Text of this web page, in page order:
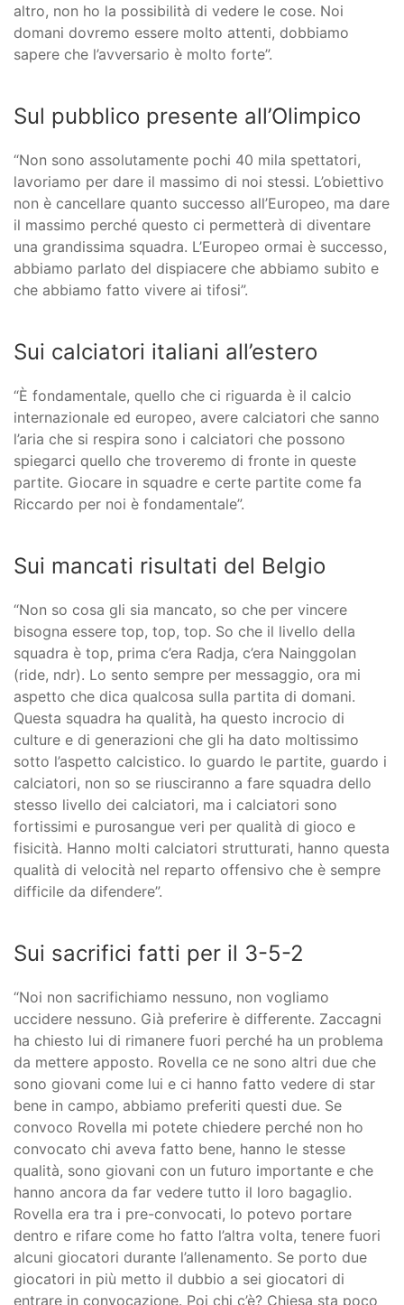
altro, non ho la possibilità di vedere le cose. Noi
domani dovremo essere molto attenti, dobbiamo
sapere che l’avversario è molto forte”.
Sul pubblico presente all’Olimpico
“Non sono assolutamente pochi 40 mila spettatori,
lavoriamo per dare il massimo di noi stessi. L’obiettivo
non è cancellare quanto successo all’Europeo, ma dare
il massimo perché questo ci permetterà di diventare
una grandissima squadra. L’Europeo ormai è successo,
abbiamo parlato del dispiacere che abbiamo subito e
che abbiamo fatto vivere ai tifosi”.
Sui calciatori italiani all’estero
“È fondamentale, quello che ci riguarda è il calcio
internazionale ed europeo, avere calciatori che sanno
l’aria che si respira sono i calciatori che possono
spiegarci quello che troveremo di fronte in queste
partite. Giocare in squadre e certe partite come fa
Riccardo per noi è fondamentale”.
Sui mancati risultati del Belgio
“Non so cosa gli sia mancato, so che per vincere
bisogna essere top, top, top. So che il livello della
squadra è top, prima c’era Radja, c’era Nainggolan
(ride, ndr). Lo sento sempre per messaggio, ora mi
aspetto che dica qualcosa sulla partita di domani.
Questa squadra ha qualità, ha questo incrocio di
culture e di generazioni che gli ha dato moltissimo
sotto l’aspetto calcistico. Io guardo le partite, guardo i
calciatori, non so se riusciranno a fare squadra dello
stesso livello dei calciatori, ma i calciatori sono
fortissimi e purosangue veri per qualità di gioco e
fisicità. Hanno molti calciatori strutturati, hanno questa
qualità di velocità nel reparto offensivo che è sempre
difficile da difendere”.
Sui sacrifici fatti per il 3-5-2
“Noi non sacrifichiamo nessuno, non vogliamo
uccidere nessuno. Già preferire è differente. Zaccagni
ha chiesto lui di rimanere fuori perché ha un problema
da mettere apposto. Rovella ce ne sono altri due che
sono giovani come lui e ci hanno fatto vedere di star
bene in campo, abbiamo preferiti questi due. Se
convoco Rovella mi potete chiedere perché non ho
convocato chi aveva fatto bene, hanno le stesse
qualità, sono giovani con un futuro importante e che
hanno ancora da far vedere tutto il loro bagaglio.
Rovella era tra i pre-convocati, lo potevo portare
dentro e rifare come ho fatto l’altra volta, tenere fuori
alcuni giocatori durante l’allenamento. Se porto due
giocatori in più metto il dubbio a sei giocatori di
entrare in convocazione. Poi chi c’è? Chiesa sta poco